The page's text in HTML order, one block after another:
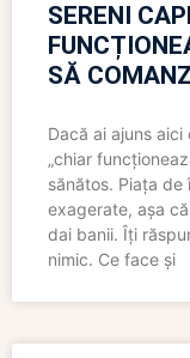
SERENI
SĂ
Dacă ai ajuns aici
„chiar
sănătos. Piața de
exagerate, așa
dai banii. Îți
nimic. Ce face și